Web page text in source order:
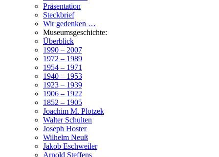
Präsentation
Steckbrief
Wir gedenken …
Museumsgeschichte:
Überblick
1990 – 2007
1972 – 1989
1954 – 1971
1940 – 1953
1923 – 1939
1906 – 1922
1852 – 1905
Joachim M. Plotzek
Walter Schulten
Joseph Hoster
Wilhelm Neuß
Jakob Eschweiler
Arnold Steffens